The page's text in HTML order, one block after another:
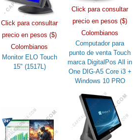
Click para consultar
precio en pesos ($)
Colombianos
Monitor ELO Touch
15" (1517L)
Click para consultar
precio en pesos ($)
Colombianos
Computador para
punto de venta Touch
marca DigitalPos All in
One DIG-A5 Core i3 +
Windows 10 PRO